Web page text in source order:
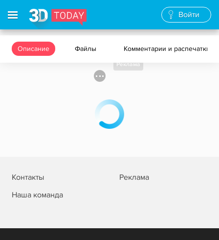
Войти
Описание Файлы Комментарии и распечатки
Реклама
Контакты
Реклама
Наша команда